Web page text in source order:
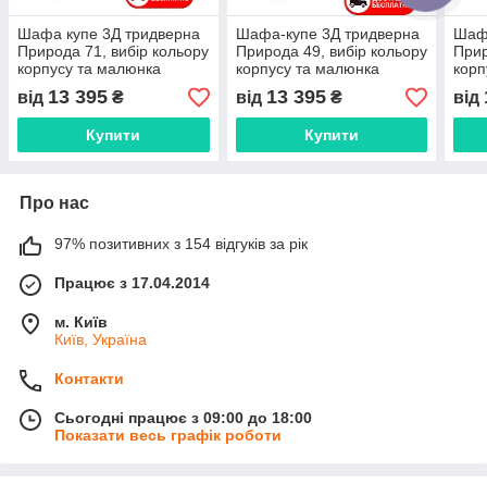
Шафа купе 3Д тридверна
Природа 71, вибір кольору
корпусу та малюнка
від 13 395 ₴
Купити
Шафа-купе 3Д тридверна
Природа 49, вибір кольору
корпусу та малюнка
від 13 395₴
Купити
від
Про нас
97% позитивних з 154 відгуків за рік
Працює з 17.04.2014
м. Київ
Київ, Україна
Контакти
Сьогодні працює з 09:00 до 18:00
Показати весь графік роботи